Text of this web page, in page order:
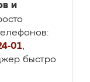
и
01,
быстро